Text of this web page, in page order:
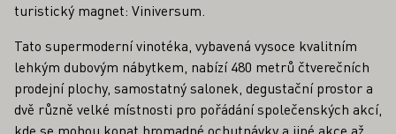
turistický magnet: Viniversum.
Tato supermoderní vinotéka, vybavená vysoce kvalitním
lehkým dubovým nábytkem, nabízí 480 metrů čtverečních
prodejní plochy, samostatný salonek, degustační prostor a
dvě různě velké místnosti pro pořádání společenských akcí,
kde se mohou konat hromadné ochutnávky a jiné akce až